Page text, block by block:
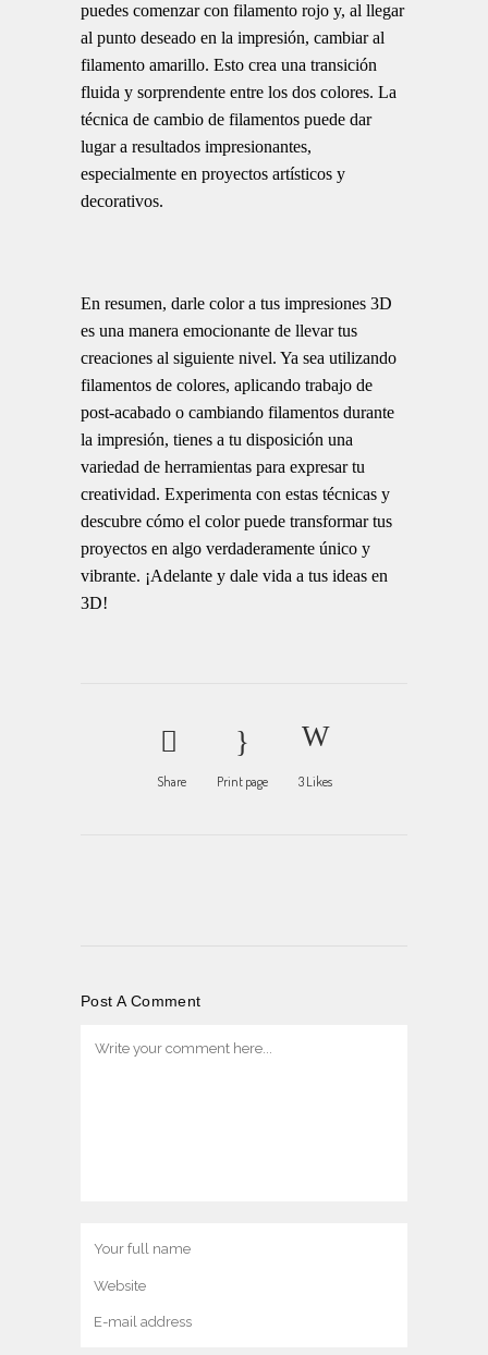
puedes comenzar con filamento rojo y, al llegar
al punto deseado en la impresión, cambiar al
filamento amarillo. Esto crea una transición
fluida y sorprendente entre los dos colores. La
técnica de cambio de filamentos puede dar
lugar a resultados impresionantes,
especialmente en proyectos artísticos y
decorativos.
En resumen, darle color a tus impresiones 3D
es una manera emocionante de llevar tus
creaciones al siguiente nivel. Ya sea utilizando
filamentos de colores, aplicando trabajo de
post-acabado o cambiando filamentos durante
la impresión, tienes a tu disposición una
variedad de herramientas para expresar tu
creatividad. Experimenta con estas técnicas y
descubre cómo el color puede transformar tus
proyectos en algo verdaderamente único y
vibrante. ¡Adelante y dale vida a tus ideas en
3D!
Share Print page 3Likes
Post A Comment